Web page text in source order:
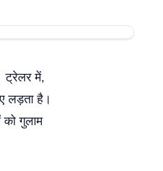
ट्रेलर में,
लड़ता है।
गुलाम